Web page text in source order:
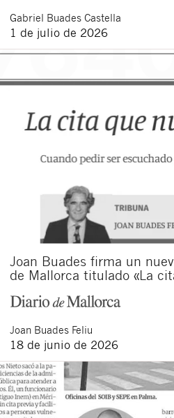
Gabriel Buades Castella
1 de julio de 2026
Joan Buades firma un
de Mallorca titulado «La
Joan Buades Feliu
18 de junio de 2026